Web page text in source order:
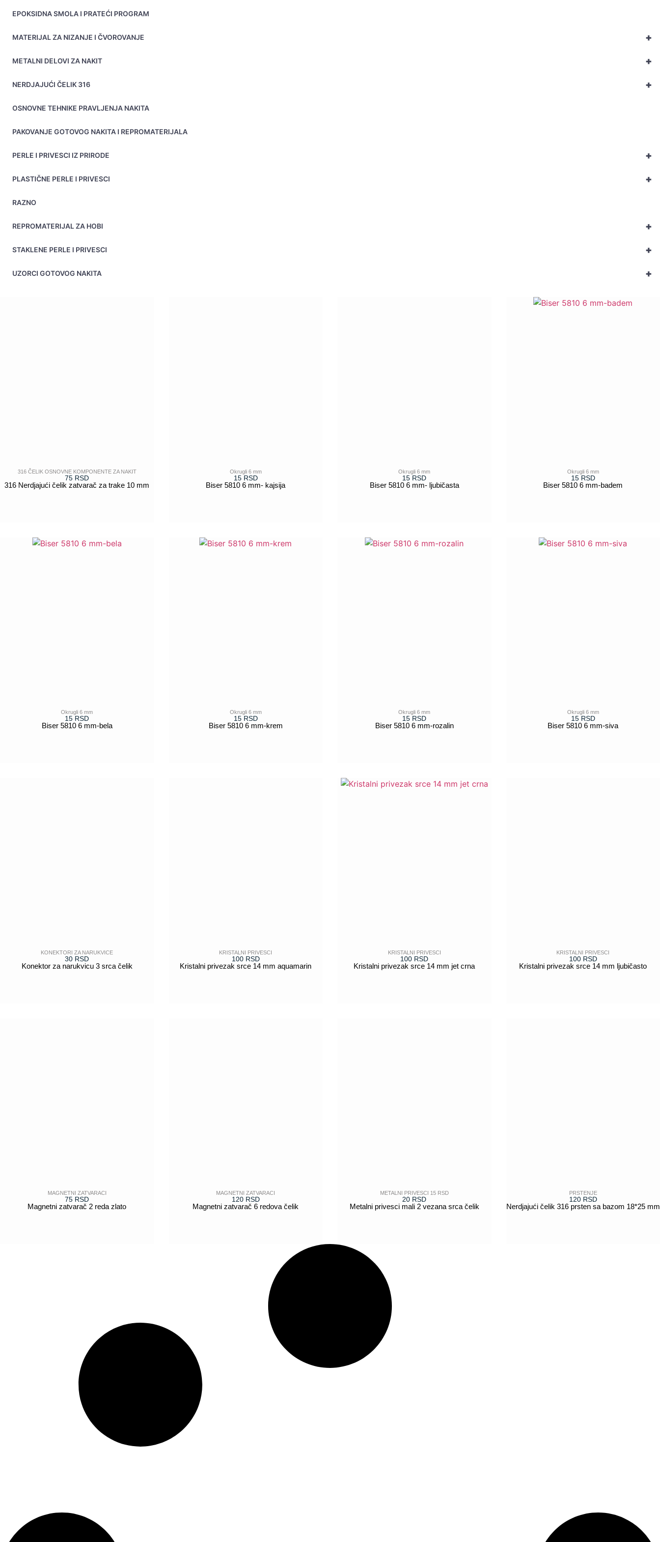
EPOKSIDNA SMOLA I PRATEĆI PROGRAM
+
MATERIJAL ZA NIZANJE I ČVOROVANJE
+
METALNI DELOVI ZA NAKIT
+
NERDJAJUĆI ČELIK 316
OSNOVNE TEHNIKE PRAVLJENJA NAKITA
PAKOVANJE GOTOVOG NAKITA I REPROMATERIJALA
+
PERLE I PRIVESCI IZ PRIRODE
+
PLASTIČNE PERLE I PRIVESCI
RAZNO
+
REPROMATERIJAL ZA HOBI
+
STAKLENE PERLE I PRIVESCI
+
UZORCI GOTOVOG NAKITA
316 ČELIK OSNOVNE KOMPONENTE ZA NAKIT
75 RSD
316 Nerdjajući čelik zatvarač za trake 10 mm
Okrugli 6 mm
15 RSD
Biser 5810 6 mm- kajsija
Okrugli 6 mm
15 RSD
Biser 5810 6 mm- ljubičasta
Okrugli 6 mm
15 RSD
Biser 5810 6 mm-badem
Okrugli 6 mm
15 RSD
Biser 5810 6 mm-bela
Okrugli 6 mm
15 RSD
Biser 5810 6 mm-krem
Okrugli 6 mm
15 RSD
Biser 5810 6 mm-rozalin
Okrugli 6 mm
15 RSD
Biser 5810 6 mm-siva
KONEKTORI ZA NARUKVICE
30 RSD
Konektor za narukvicu 3 srca čelik
KRISTALNI PRIVESCI
100 RSD
Kristalni privezak srce 14 mm aquamarin
KRISTALNI PRIVESCI
100 RSD
Kristalni privezak srce 14 mm jet crna
KRISTALNI PRIVESCI
100 RSD
Kristalni privezak srce 14 mm ljubičasto
MAGNETNI ZATVARACI
75 RSD
Magnetni zatvarač 2 reda zlato
MAGNETNI ZATVARACI
120 RSD
Magnetni zatvarač 6 redova čelik
METALNI PRIVESCI 15 RSD
20 RSD
Metalni privesci mali 2 vezana srca čelik
PRSTENJE
120 RSD
Nerdjajući čelik 316 prsten sa bazom 18*25 mm